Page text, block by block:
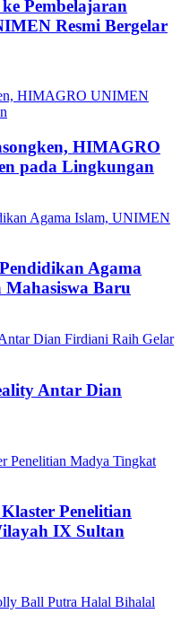
Pembelajaran
Resmi Bergelar
HIMAGRO
pada Lingkungan
Agama
Baru
Antar Dian
Penelitian
IX Sultan